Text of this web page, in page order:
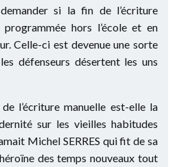
si la fin de l’écriture
programmée hors l’école et en
Celle-ci est devenue une sorte
défenseurs désertent les uns
l’écriture manuelle est-elle la
sur les vieilles habitudes
Michel SERRES qui fit de sa
des temps nouveaux tout